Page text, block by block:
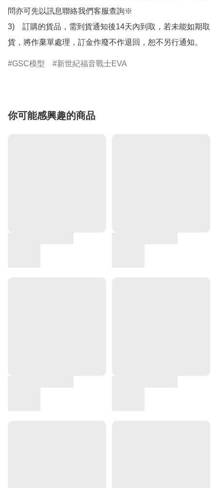
問亦可先以訊息聯絡我們客服查詢※
3)　訂購的貨品，需到貨通知後14天內到取，若未能如期取
貨，將作棄單處理，訂金作廢不作退回，恕不另行通知。
GSC模型 新世紀福音戰士EVA
你可能感興趣的商品